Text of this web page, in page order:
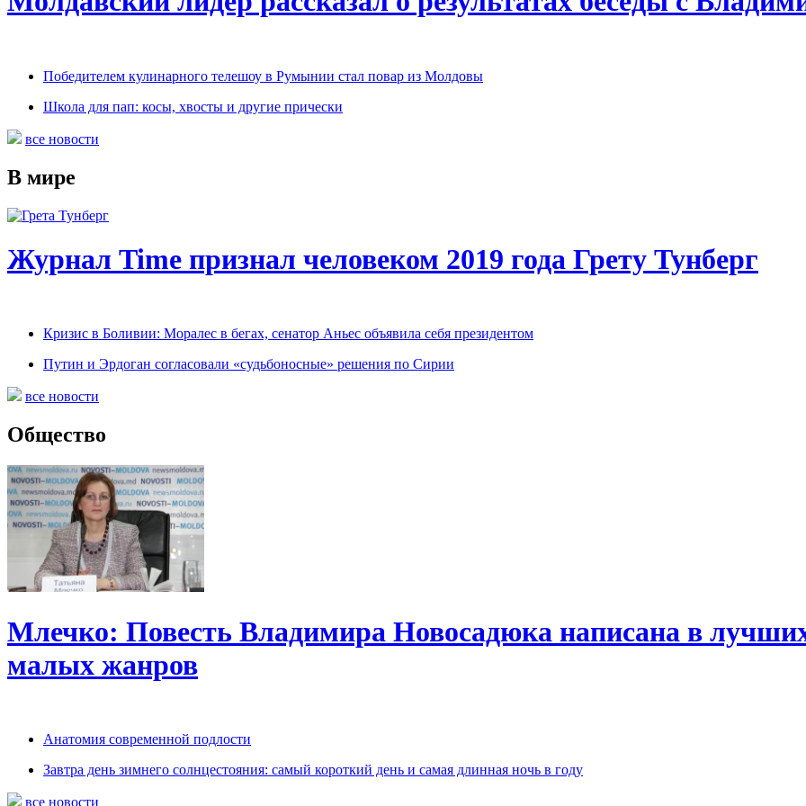
Победителем кулинарного телешоу в Румынии стал повар из Молдовы
Школа для пап: косы, хвосты и другие прически
все новости
В мире
Журнал Time признал человеком 2019 года Грету Тунберг
Кризис в Боливии: Моралес в бегах, сенатор Аньес объявила себя президентом
Путин и Эрдоган согласовали «судьбоносные» решения по Сирии
все новости
Общество
Млечко: Повесть Владимира Новосадюка написана в
малых жанров
Анатомия современной подлости
Завтра день зимнего солнцестояния: самый короткий день и самая длинная ночь в году
все новости